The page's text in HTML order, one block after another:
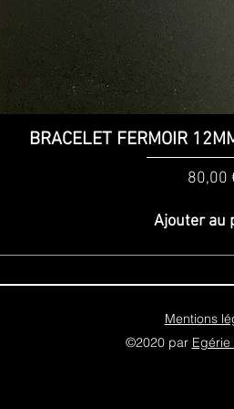
Aperçu
BRACELET FERMOIR
Prix
80,00
Ajouter au
Mentions
©2020 par Egérie